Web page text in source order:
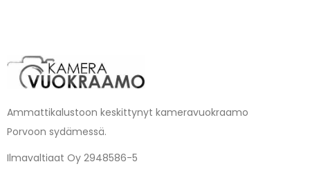
Ammattikalustoon keskittynyt kameravuokraamo
Porvoon sydämessä.
Ilmavaltiaat Oy 2948586-5